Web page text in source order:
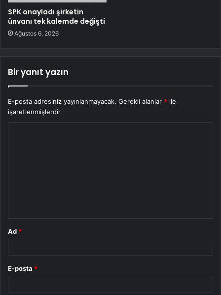
SPK onayladı şirketin
ünvanı tek kalemde değişti
Ağustos 6, 2026
Bir yanıt yazın
E-posta adresiniz yayınlanmayacak. Gerekli alanlar * ile
işaretlenmişlerdir
Ad *
E-posta *